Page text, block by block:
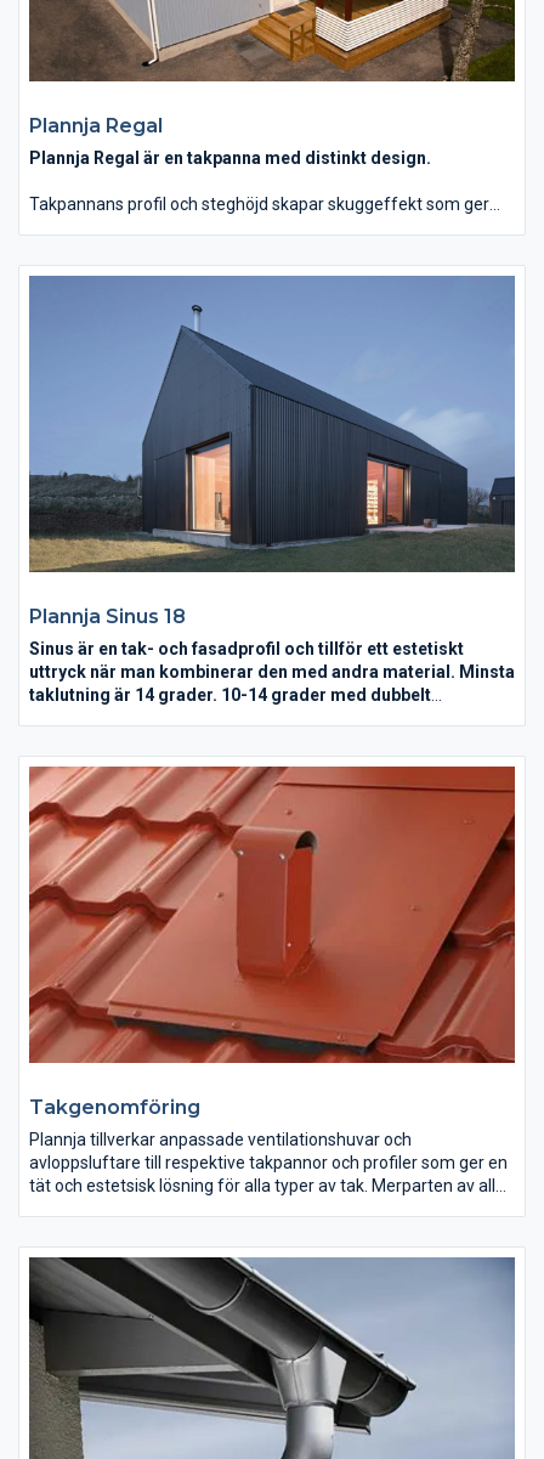
Plannja Regal
Plannja Regal är en takpanna med distinkt design.
Takpannans profil och steghöjd skapar skuggeffekt som ger
ger ett tilltalande estetiskt utseende. Plannja Regal ryms på en
Dessutom är konstruktionen så flexibel att monteringen kan
utföras av en ensam takläggare.
Plannja Sinus 18
Sinus är en tak- och fasadprofil och tillför ett estetiskt
uttryck när man kombinerar den med andra material. Minsta
taklutning är 14 grader. 10-14 grader med dubbelt
Sinus böljande linjespel passar för fasad men också för tak.
Den vackra plåtprofilen används interiört och exteriört på
kommersiella fastigheter och varför inte som spännande
accent på villan? Framförallt tillför Sinus byggnader ett
estetiskt uttryck när man kombinerar den med andra material
såsom t ex puts eller trä.
Takgenomföring
Plannja tillverkar anpassade ventilationshuvar och
avloppsluftare till respektive takpannor och profiler som ger en
tät och estetsisk lösning för alla typer av tak. Merparten av alla
avloppssystem. Plannja Takgenomföringar är enkla att
montera och att justera till olika taklutningar då de är ställbara
mellan 14-45°.